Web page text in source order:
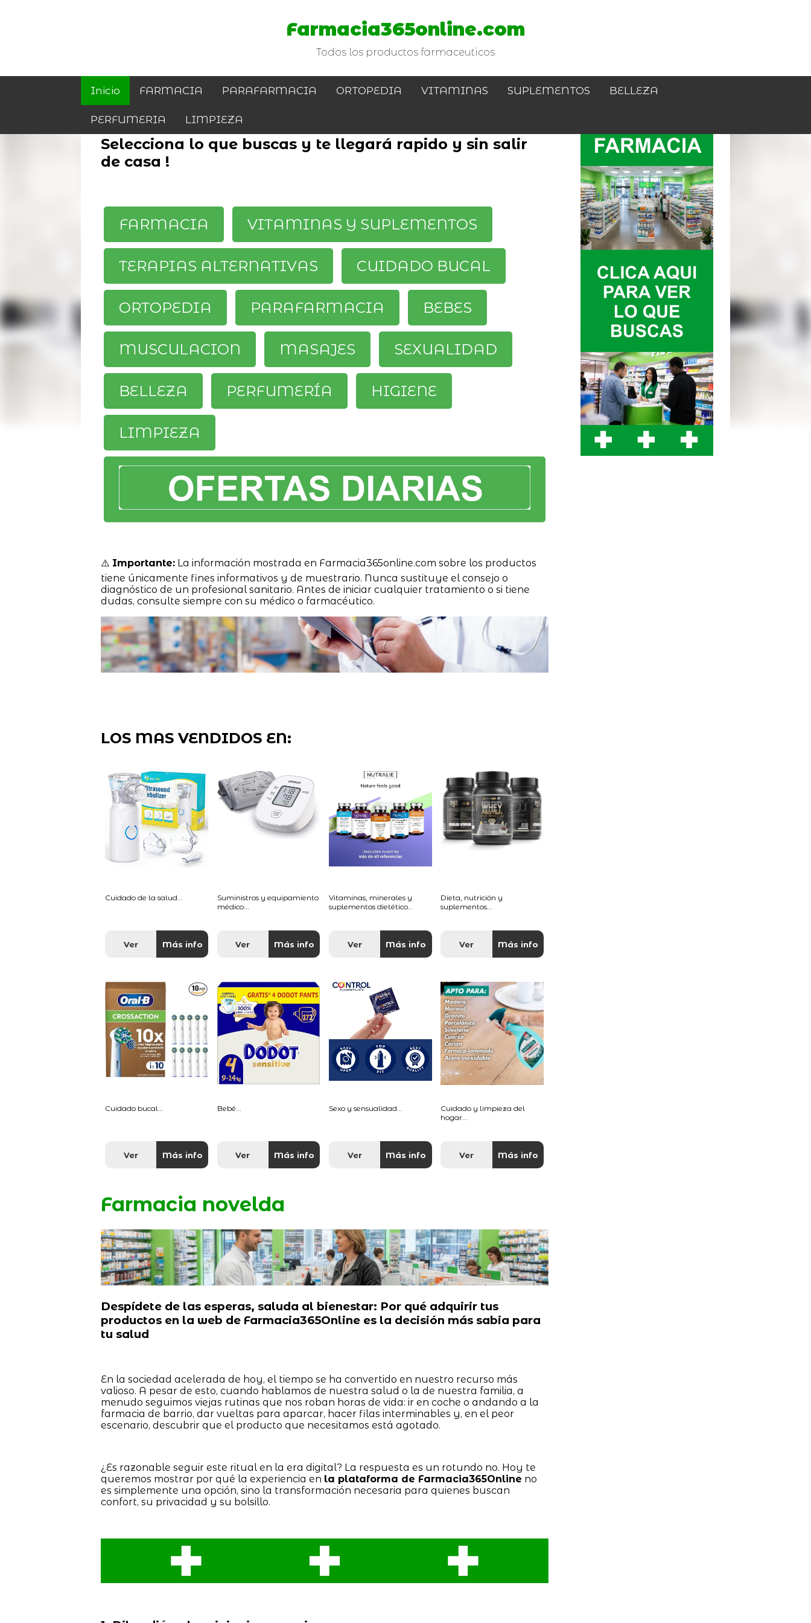
Farmacia365online.com
Todos los productos farmaceuticos
Inicio FARMACIA PARAFARMACIA ORTOPEDIA VITAMINAS SUPLEMENTOS BELLEZA
PERFUMERIA LIMPIEZA
Selecciona lo que buscas y te llegará rapido y sin salir
de casa !
FARMACIA VITAMINAS Y SUPLEMENTOS
TERAPIAS ALTERNATIVAS CUIDADO BUCAL
ORTOPEDIA PARAFARMACIA BEBES
MUSCULACION MASAJES SEXUALIDAD
BELLEZA PERFUMERÍA HIGIENE
LIMPIEZA
⚠️ Importante:La información mostrada en Farmacia365online.com sobre los productos
tiene únicamente fines informativos y de muestrario. Nunca sustituye el consejo o
diagnóstico de un profesional sanitario. Antes de iniciar cualquier tratamiento o si tiene
dudas, consulte siempre con su médico o farmacéutico.
LOS MAS VENDIDOS EN:
Cuidado de la salud...
Ver Más info
Suministros y equipamiento
médico...
Ver Más info
Vitaminas, minerales y
suplementos dietético...
Ver Más info
Dieta, nutrición y
suplementos...
Ver Más info
Cuidado bucal...
Ver Más info
Bebé...
Ver Más info
Sexo y sensualidad...
Ver Más info
Cuidado y limpieza del
hogar...
Ver Más info
Farmacia novelda
Despídete de las esperas, saluda al bienestar: Por qué adquirir tus
productos en la web de Farmacia365Online es la decisión más sabia para
tu salud
En la sociedad acelerada de hoy, el tiempo se ha convertido en nuestro recurso más
valioso. A pesar de esto, cuando hablamos de nuestra salud o la de nuestra familia, a
menudo seguimos viejas rutinas que nos roban horas de vida: ir en coche o andando a la
farmacia de barrio, dar vueltas para aparcar, hacer filas interminables y, en el peor
escenario, descubrir que el producto que necesitamos está agotado.
¿Es razonable seguir este ritual en la era digital? La respuesta es un rotundo no. Hoy te
queremos mostrar por qué la experiencia en la plataforma de Farmacia365Online no
es simplemente una opción, sino la transformación necesaria para quienes buscan
confort, su privacidad y su bolsillo.